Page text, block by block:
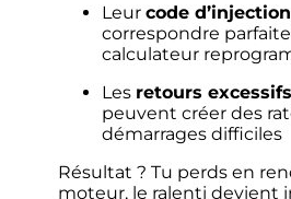
Leur code d’injection
correspondre
calculateur
Les retours excessifs
peuvent créer des
démarrages difficiles
Résultat ? Tu perds en
moteur, le ralenti devient